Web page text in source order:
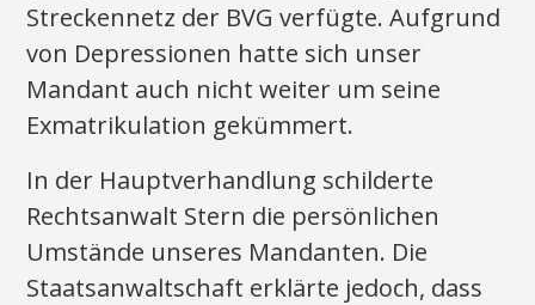
Streckennetz der BVG verfügte. Aufgrund
von Depressionen hatte sich unser
Mandant auch nicht weiter um seine
Exmatrikulation gekümmert.
In der Hauptverhandlung schilderte
Rechtsanwalt Stern die persönlichen
Umstände unseres Mandanten. Die
Staatsanwaltschaft erklärte jedoch, dass